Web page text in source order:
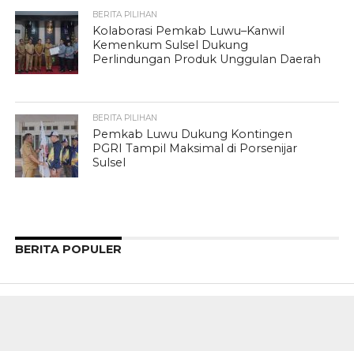
BERITA PILIHAN
Kolaborasi Pemkab Luwu–Kanwil
Kemenkum Sulsel Dukung
Perlindungan Produk Unggulan Daerah
BERITA PILIHAN
Pemkab Luwu Dukung Kontingen
PGRI Tampil Maksimal di Porsenijar
Sulsel
BERITA POPULER